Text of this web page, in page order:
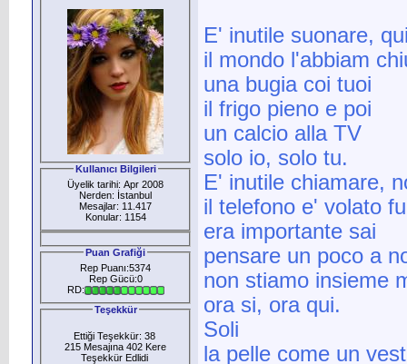
Kullanıcı Bilgileri
Üyelik tarihi: Apr 2008
Nerden: İstanbul
Mesajlar: 11.417
Konular: 1154
Puan Grafiği
Rep Puanı:5374
Rep Gücü:0
RD:
Teşekkür
Ettiği Teşekkür: 38
215 Mesajına 402 Kere
Teşekkür Edlidi
E' inutile suonare,
il mondo l'abbiam
una bugia coi tuoi
il frigo pieno e poi
un calcio alla TV
solo io, solo tu.
E' inutile chiamare,
il telefono e' volato
era importante sai
pensare un poco a
non stiamo insieme
ora si, ora qui.
Soli
la pelle come un